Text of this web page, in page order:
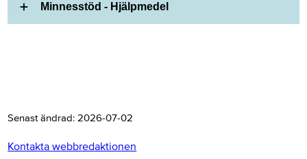
Minnesstöd - Hjälpmedel
Senast ändrad:2026-07-02
Kontakta webbredaktionen